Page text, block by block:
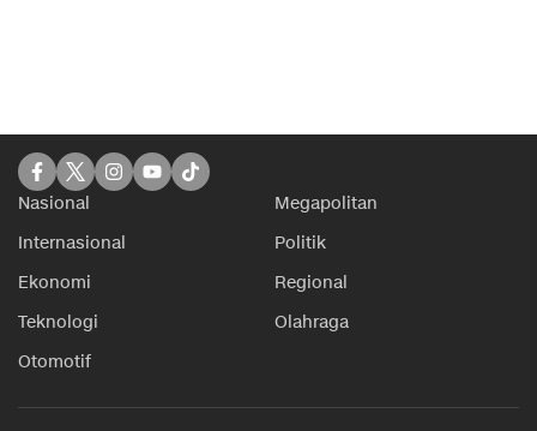
Nasional
Megapolitan
Internasional
Politik
Ekonomi
Regional
Teknologi
Olahraga
Otomotif